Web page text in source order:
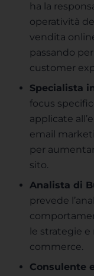
ha la
operatività
vendita
passando
customer
Specialista
focus
applicate
email
per
sito.
Analista di
prevede
le strategie e
commerce.
Consulente